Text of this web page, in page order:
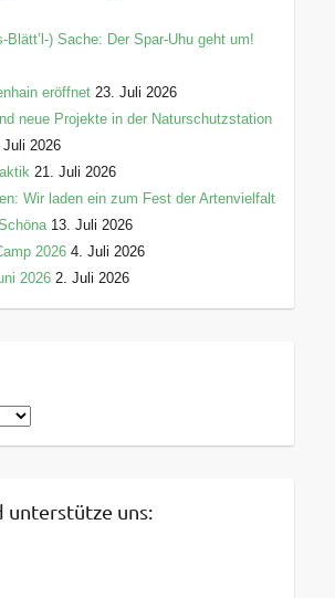
Blätt’l-) Sache: Der Spar-Uhu geht um!
eröffnet 23. Juli 2026
neue Projekte in der Naturschutzstation
Juli 2026
21. Juli 2026
Wir laden ein zum Fest der Artenvielfalt
13. Juli 2026
2026 4. Juli 2026
2026 2. Juli 2026
uns: